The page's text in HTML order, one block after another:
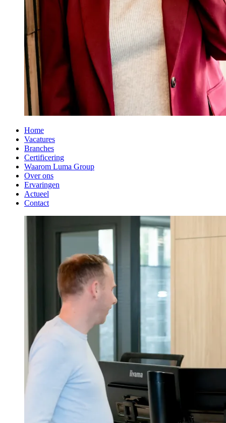
Home
Vacatures
Branches
Certificering
Waarom Luma Group
Over ons
Ervaringen
Actueel
Contact